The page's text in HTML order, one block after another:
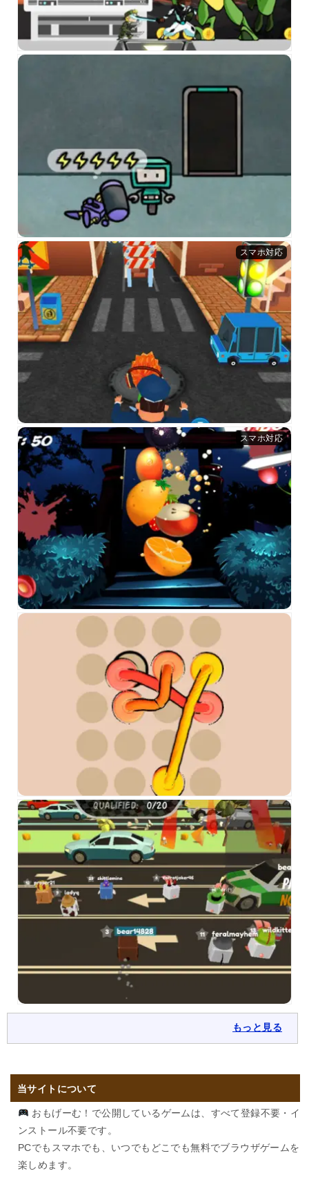
もっと見る
当サイトについて
おもげーむ！で公開しているゲームは、すべて登録不要・イ
ンストール不要です。
PCでもスマホでも、いつでもどこでも無料でブラウザゲームを
楽しめます。